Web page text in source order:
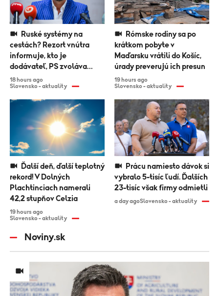
cestách? Rezort vnútra
informuje, kto je
dodávateľ, PS zvoláva
výbor
18 hours ago
Slovensko - aktuality
krátkom pobyte v
Maďarsku vrátili do Košíc,
úrady preverujú ich presun
19 hours ago
Slovensko - aktuality
rekord! V Dolných
Plachtinciach namerali
42,2 stupňov Celzia
19 hours ago
Slovensko - aktuality
vybralo 5-tisíc ľudí. Ďalších
23-tisíc však firmy odmietli
a day agoSlovensko - aktuality
Noviny.sk